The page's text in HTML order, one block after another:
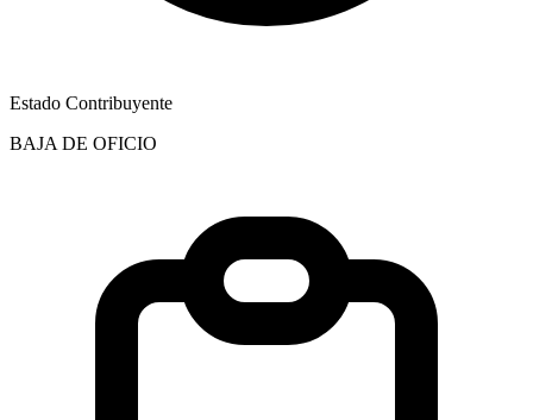
Estado Contribuyente
BAJA DE OFICIO